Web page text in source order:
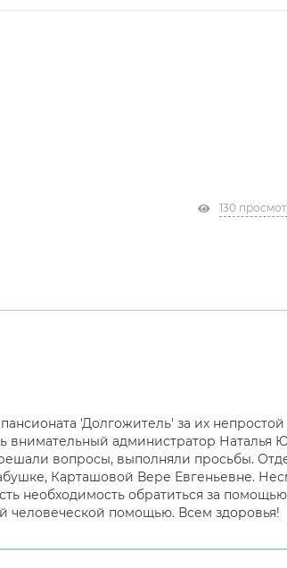
130
'Долгожитель' за их
внимательный администратор
вопросы, выполняли просьбы.
Карташовой Вере Евгеньевне.
необходимость обратиться за
помощью. Всем здоровья!